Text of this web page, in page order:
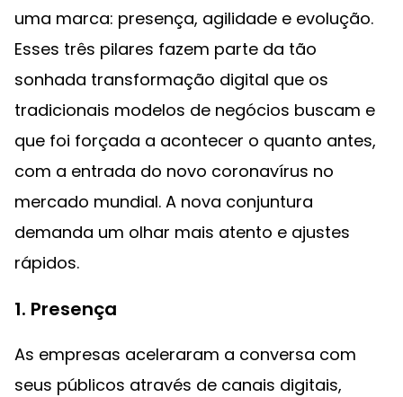
uma marca: presença, agilidade e evolução.
Esses três pilares fazem parte da tão
sonhada transformação digital que os
tradicionais modelos de negócios buscam e
que foi forçada a acontecer o quanto antes,
com a entrada do novo coronavírus no
mercado mundial. A nova conjuntura
demanda um olhar mais atento e ajustes
rápidos.
1. Presença
As empresas aceleraram a conversa com
seus públicos através de canais digitais,